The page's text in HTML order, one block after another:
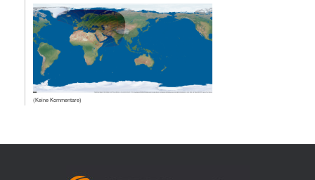
(Keine Kommentare)